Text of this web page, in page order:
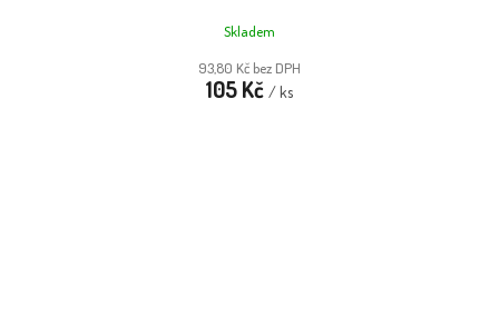
Skladem
93,80 Kč bez DPH
105 Kč / ks